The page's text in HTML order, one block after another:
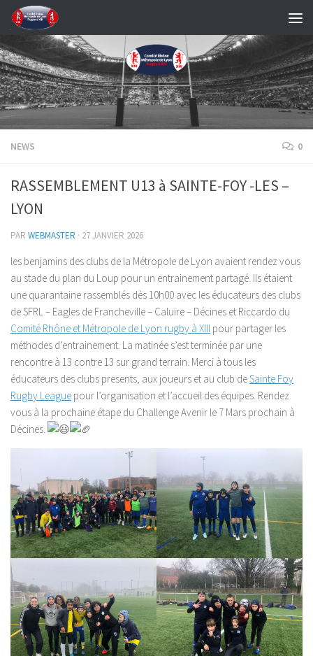
Skip to content
NEWS 0
RASSEMBLEMENT U13 à SAINTE-FOY -LES –
LYON
PAR WEBMASTER · 27 JANVIER 2026
les benjamins des clubs de la Métropole de Lyon avaient rendez vous
au stade du plan du Loup pour un entrainement partagé. Ils étaient
une quarantaine rassemblés dès 10h00 avec les éducateurs des clubs
de SFRL – Eagles de Francheville – Caluire – Décines et Riccardo du
Comité Rhône et Métropole de Lyon rugby à XIII pour partager les
méthodes d’entrainement. La matinée s’est terminée par une
rencontre à 13 contre 13 sur grand terrain. Merci à tous les
éducateurs des clubs presents, aux joueurs et au club deSainte Foy
Rugby League pour l’organisation et l’accueil des équipes. Rendez
vous à la prochaine étape du Challenge Avenir le 7 Mars prochain à
Décines.